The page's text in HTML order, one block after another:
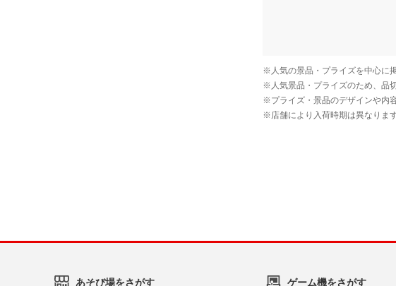
あそび場をさがす ゲーム機をさがす